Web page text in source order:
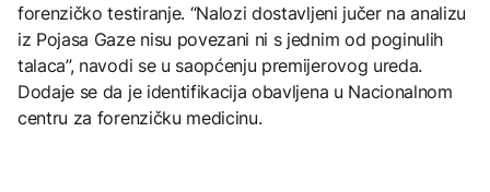
forenzičko testiranje. “Nalozi dostavljeni jučer na analizu
iz Pojasa Gaze nisu povezani ni s jednim od poginulih
talaca”, navodi se u saopćenju premijerovog ureda.
Dodaje se da je identifikacija obavljena u Nacionalnom
centru za forenzičku medicinu.